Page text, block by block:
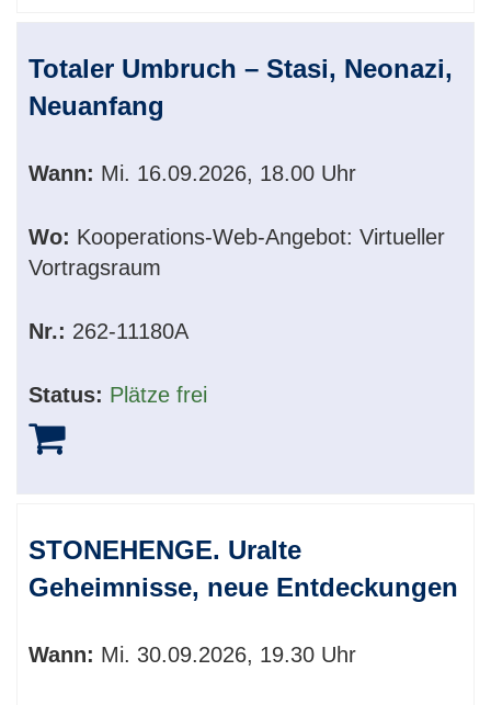
Totaler Umbruch – Stasi, Neonazi,
Neuanfang
Wann: Mi. 16.09.2026, 18.00 Uhr
Wo: Kooperations-Web-Angebot: Virtueller
Vortragsraum
Nr.: 262-11180A
Status: Plätze frei
STONEHENGE. Uralte
Geheimnisse, neue Entdeckungen
Wann: Mi. 30.09.2026, 19.30 Uhr